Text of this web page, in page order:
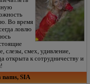
Во время
ловлю
слезы, смех, удивление,
открыта к сотрудничеству и
nams, SIA